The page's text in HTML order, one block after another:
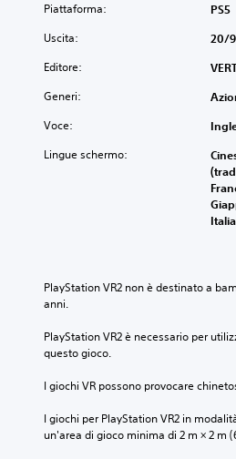
Piattaforma: PS5
Uscita: 20/
Editore:
Generi:
Voce:
Lingue schermo:
PlayStation VR2 non è destinato a
anni.
PlayStation VR2 è necessario per
questo gioco.
I giochi VR possono provocare
I giochi per PlayStation VR2 in
un'area di gioco minima di 2 m × 2 m